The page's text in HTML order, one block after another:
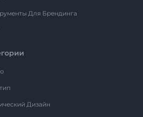
Для Брендинга
Дизайн